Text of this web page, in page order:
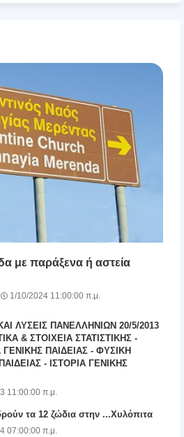
με παράξενα ή αστεία
1/10/2024 11:00:00 π.μ.
ΛΥΣΕΙΣ ΠΑΝΕΛΛΗΝΙΩΝ 20/5/2013
& ΣΤΟΙΧΕΙΑ ΣΤΑΤΙΣΤΙΚΗΣ -
ΓΕΝΙΚΗΣ ΠΑΙΔΕΙΑΣ - ΦΥΣΙΚΗ
- ΙΣΤΟΡΙΑ ΓΕΝΙΚΗΣ
11:00:00 π.μ.
τα 12 ζώδια στην ...Χυλόπιτα
07:00:00 π.μ.